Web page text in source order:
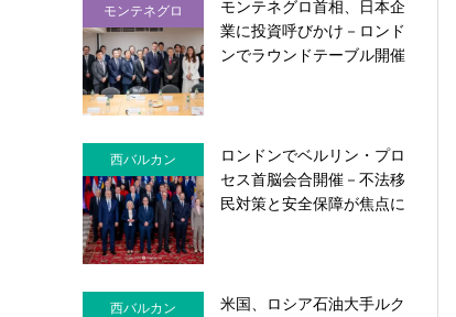
モンテネグロ
モンテネグロ首相、日本企
業に投資呼びかけ－ロンド
ンでラウンドテーブル開催
西バルカン
ロンドンでベルリン・プロ
セス首脳会合開催－不法移
民対策と安全保障が焦点に
西バルカン
米国、ロシア石油大手ルク